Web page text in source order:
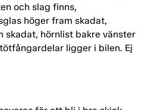
och slag finns,
höger fram skadat,
skadat, hörnlist bakre vänster
ligger i bilen. Ej